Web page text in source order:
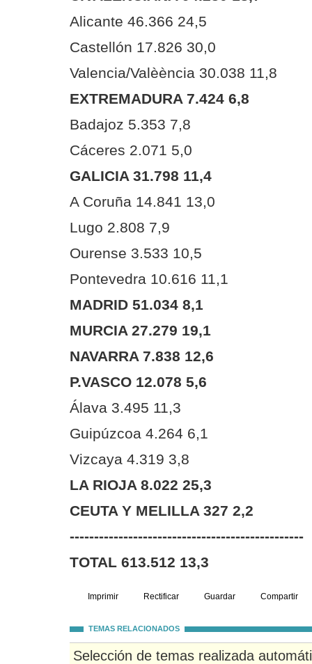
Alicante 46.366 24,5
Castellón 17.826 30,0
Valencia/Valèència 30.038 11,8
EXTREMADURA 7.424 6,8
Badajoz 5.353 7,8
Cáceres 2.071 5,0
GALICIA 31.798 11,4
A Coruña 14.841 13,0
Lugo 2.808 7,9
Ourense 3.533 10,5
Pontevedra 10.616 11,1
MADRID 51.034 8,1
MURCIA 27.279 19,1
NAVARRA 7.838 12,6
P.VASCO 12.078 5,6
Álava 3.495 11,3
Guipúzcoa 4.264 6,1
Vizcaya 4.319 3,8
LA RIOJA 8.022 25,3
CEUTA Y MELILLA 327 2,2
------------------------------------------------
TOTAL 613.512 13,3
Imprimir Rectificar Guardar Compartir
TEMAS RELACIONADOS
Selección de temas realizada